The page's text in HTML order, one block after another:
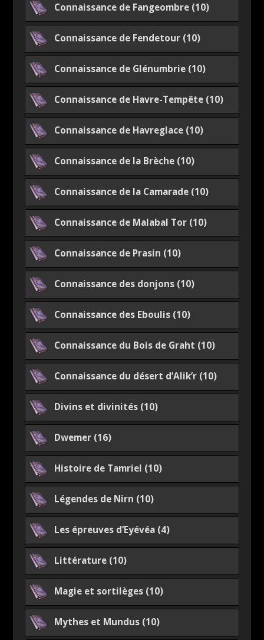
Connaissance de Fangeombre (10)
Connaissance de Fendetour (10)
Connaissance de Glénumbrie (10)
Connaissance de Havre-Tempête (10)
Connaissance de Havreglace (10)
Connaissance de la Brèche (10)
Connaissance de la Camarade (10)
Connaissance de Malabal Tor (10)
Connaissance de Prasin (10)
Connaissance des donjons (10)
Connaissance des Eboulis (10)
Connaissance du Bois de Graht (10)
Connaissance du désert d’Alik’r (10)
Divins et divinités (10)
Dwemer (16)
Histoire de Tamriel (10)
Légendes de Nirn (10)
Les épreuves d’Eyévéa (4)
Littérature (10)
Magie et sortilèges (10)
Mythes et Mundus (10)